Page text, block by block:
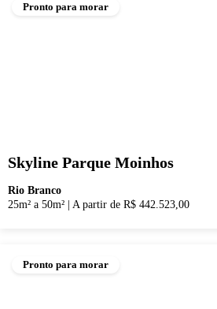
Pronto para morar
Skyline Parque Moinhos
Rio Branco
25m² a 50m²
A partir de R$ 442.523,00
Pronto para morar